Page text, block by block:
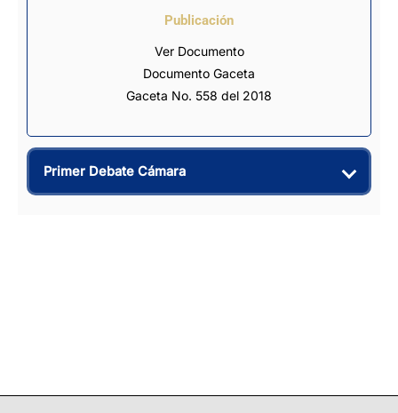
Publicación
Ver Documento
Documento Gaceta
Gaceta No. 558 del 2018
Primer Debate Cámara